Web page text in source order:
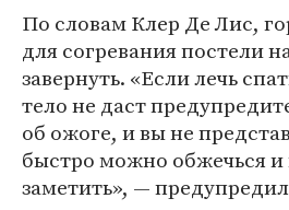
По словам Клер Де Лис,
для согревания постели
завернуть. «Если лечь
тело не даст
об ожоге, и вы не
быстро можно обжечься и
заметить», —